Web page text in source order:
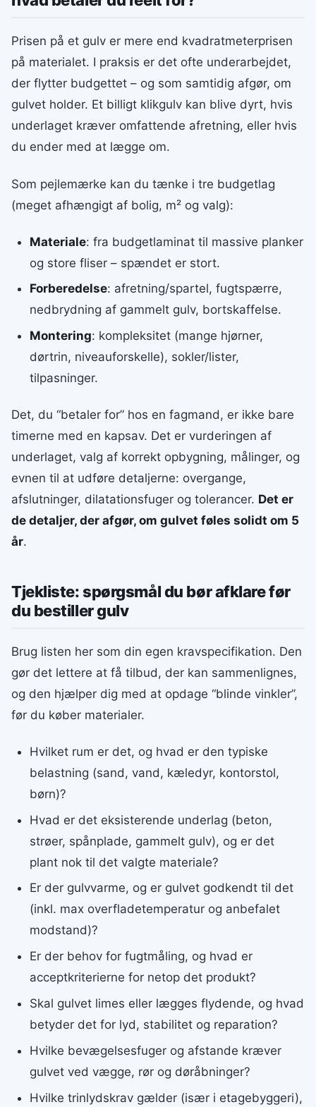
Prisen på et gulv er mere end kvadratmeterprisen
på materialet. I praksis er det ofte underarbejdet,
der flytter budgettet – og som samtidig afgør, om
gulvet holder. Et billigt klikgulv kan blive dyrt, hvis
underlaget kræver omfattende afretning, eller hvis
du ender med at lægge om.
Som pejlemærke kan du tænke i tre budgetlag
(meget afhængigt af bolig, m² og valg):
Materiale: fra budgetlaminat til massive planker
og store fliser – spændet er stort.
Forberedelse: afretning/spartel, fugtspærre,
nedbrydning af gammelt gulv, bortskaffelse.
Montering: kompleksitet (mange hjørner,
dørtrin, niveauforskelle), sokler/lister,
tilpasninger.
Det, du “betaler for” hos en fagmand, er ikke bare
timerne med en kapsav. Det er vurderingen af
underlaget, valg af korrekt opbygning, målinger, og
evnen til at udføre detaljerne: overgange,
afslutninger, dilatationsfuger og tolerancer. Det er
de detaljer, der afgør, om gulvet føles solidt om 5
år.
Tjekliste: spørgsmål du bør afklare før
du bestiller gulv
Brug listen her som din egen kravspecifikation. Den
gør det lettere at få tilbud, der kan sammenlignes,
og den hjælper dig med at opdage “blinde vinkler”,
før du køber materialer.
Hvilket rum er det, og hvad er den typiske
belastning (sand, vand, kæledyr, kontorstol,
børn)?
Hvad er det eksisterende underlag (beton,
strøer, spånplade, gammelt gulv), og er det
plant nok til det valgte materiale?
Er der gulvvarme, og er gulvet godkendt til det
(inkl. max overfladetemperatur og anbefalet
modstand)?
Er der behov for fugtmåling, og hvad er
acceptkriterierne for netop det produkt?
Skal gulvet limes eller lægges flydende, og hvad
betyder det for lyd, stabilitet og reparation?
Hvilke bevægelsesfuger og afstande kræver
gulvet ved vægge, rør og døråbninger?
Hvilke trinlydskrav gælder (især i etagebyggeri),